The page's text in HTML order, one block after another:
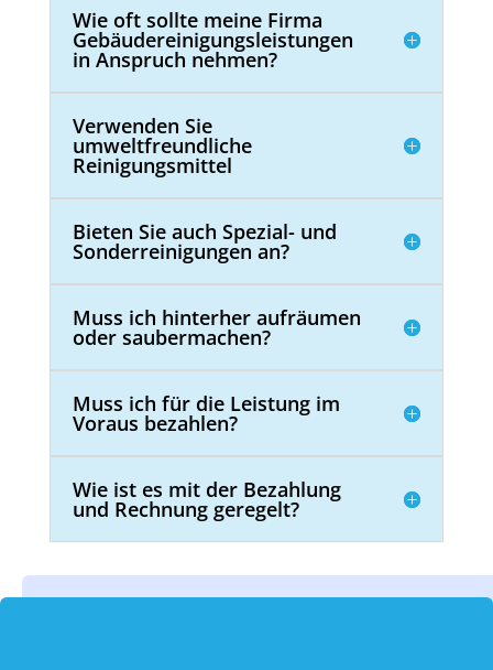
Wie oft sollte meine Firma
Gebäudereinigungsleistungen
in Anspruch nehmen?
Verwenden Sie
umweltfreundliche
Reinigungsmittel
Bieten Sie auch Spezial- und
Sonderreinigungen an?
Muss ich hinterher aufräumen
oder saubermachen?
Muss ich für die Leistung im
Voraus bezahlen?
Wie ist es mit der Bezahlung
und Rechnung geregelt?